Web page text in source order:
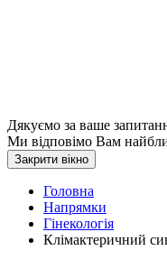
Дякуємо за ваше
Ми відповімо Вам
Закрити вікно
Головна
Напрямки
Гінекологія
Клімактеричний